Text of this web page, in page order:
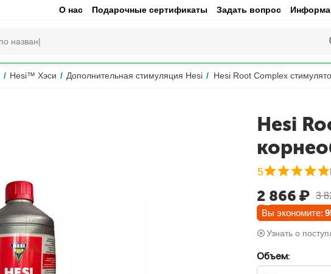
О нас Подарочные сертификаты Задать вопрос
/ Hesi™ Хэси / Дополнительная стимуляция Hesi / Hesi Root Complex
Hesi
5
2 866 ₽ 3
Вы экономите:
Узнать о
Объем: